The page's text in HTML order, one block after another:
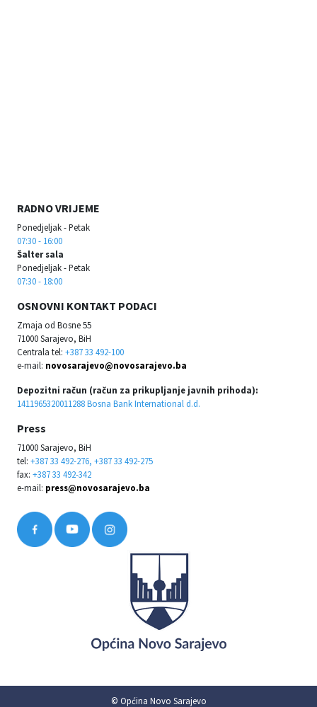
RADNO VRIJEME
Ponedjeljak - Petak
07:30 - 16:00
Šalter sala
Ponedjeljak - Petak
07:30 - 18:00
OSNOVNI KONTAKT PODACI
Zmaja od Bosne 55
71000 Sarajevo, BiH
Centrala tel: +387 33 492-100
e-mail: novosarajevo@novosarajevo.ba
Depozitni račun (račun za prikupljanje javnih prihoda):
1411965320011288 Bosna Bank International d.d.
Press
71000 Sarajevo, BiH
tel: +387 33 492-276, +387 33 492-275
fax: +387 33 492-342
e-mail: press@novosarajevo.ba
© Općina Novo Sarajevo